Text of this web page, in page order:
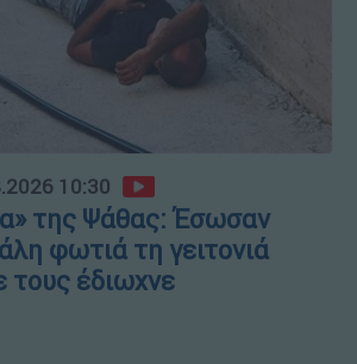
10:30
της Ψάθας: Έσωσαν
φωτιά τη γειτονιά
τους έδιωχνε